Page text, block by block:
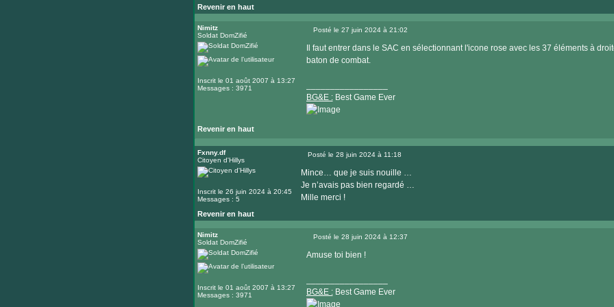
Revenir en haut
Nimitz
Soldat DomZifié
Inscrit le 01 août 2007 à 13:27
Messages : 3971
Posté le 27 juin 2024 à 21:02
Il faut entrer dans le SAC en sélectionnant l'icone rose avec les 37 éléments à
baton de combat.
BG&E :Best Game Ever
Revenir en haut
le
site
Fxnny.df
Citoyen d'Hillys
Inscrit le 26 juin 2024 à 20:45
Messages : 5
Posté le 28 juin 2024 à 11:18
Mince… que je suis nouille …
Je n’avais pas bien regardé …
Mille merci !
Revenir en haut
Nimitz
Soldat DomZifié
Inscrit le 01 août 2007 à 13:27
Messages : 3971
Posté le 28 juin 2024 à 12:37
Amuse toi bien !
BG&E :Best Game Ever